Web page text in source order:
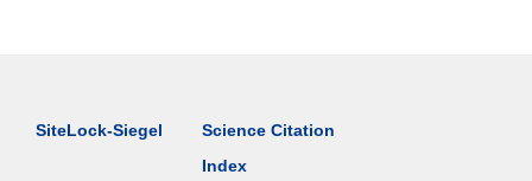
SiteLock-Siegel
Science Citation
Index